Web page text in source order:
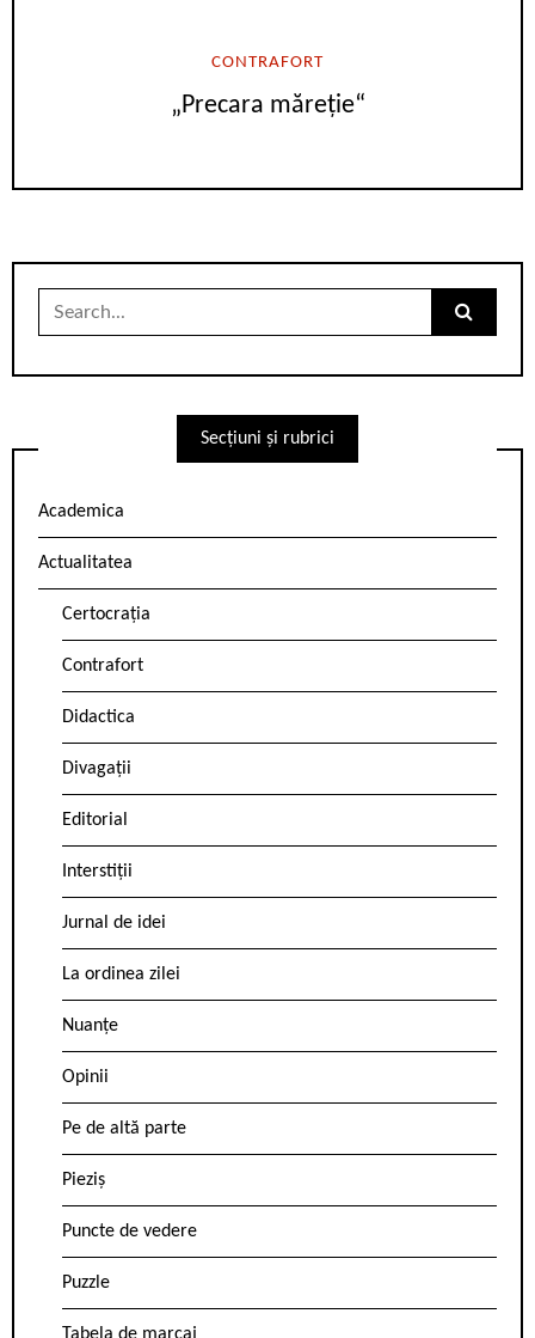
CONTRAFORT
„Precara măreție“
Search
Secțiuni și rubrici
Academica
Actualitatea
Certocrația
Contrafort
Didactica
Divagații
Editorial
Interstiții
Jurnal de idei
La ordinea zilei
Nuanțe
Opinii
Pe de altă parte
Pieziș
Puncte de vedere
Puzzle